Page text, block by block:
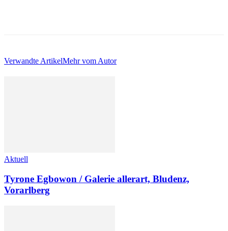
Verwandte ArtikelMehr vom Autor
Aktuell
Tyrone Egbowon / Galerie allerart, Bludenz,
Vorarlberg